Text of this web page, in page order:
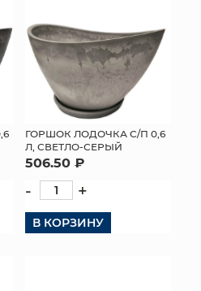
ГОРШОК ЛОДОЧКА С/П 0,6
Л, СВЕТЛО-СЕРЫЙ
506.50 ₽
- +
В КОРЗИНУ